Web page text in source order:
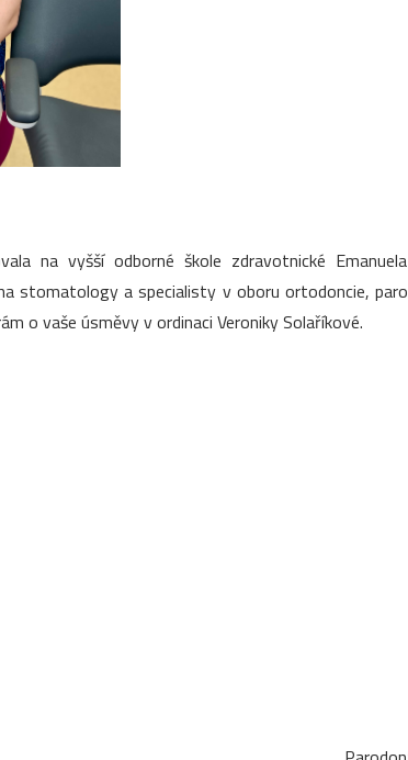
na vyšší odborné škole zdravotnické
stomatology a specialisty v oboru ortodoncie,
o vaše úsměvy v ordinaci Veroniky Solaříkové.